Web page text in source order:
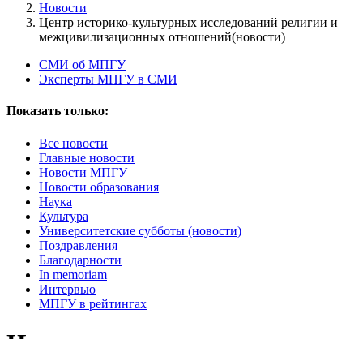
Новости
Центр историко-культурных исследований религии и
межцивилизационных отношений(новости)
СМИ об МПГУ
Эксперты МПГУ в СМИ
Показать только:
Все новости
Главные новости
Новости МПГУ
Новости образования
Наука
Культура
Университетские субботы (новости)
Поздравления
Благодарности
In memoriam
Интервью
МПГУ в рейтингах